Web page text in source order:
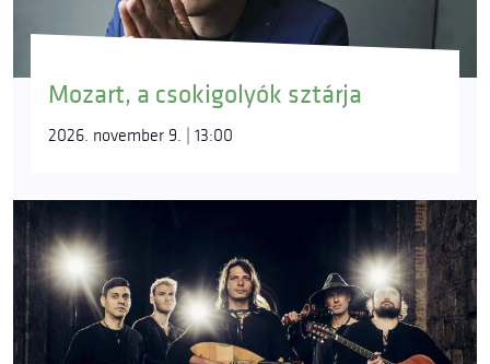
Mozart, a csokigolyók sztárja
2026. november 9. | 13:00